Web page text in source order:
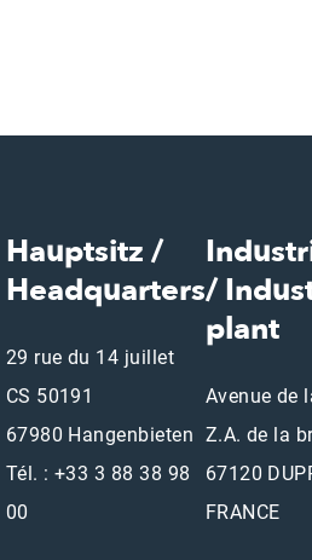
Hauptsitz /
Headquarters
29 rue du 14 juillet
CS 50191
67980 Hangenbieten
Tél. : +33 3 88 38 98
00
/
plant
Avenue de
Z.A. de la
67120
FRANCE